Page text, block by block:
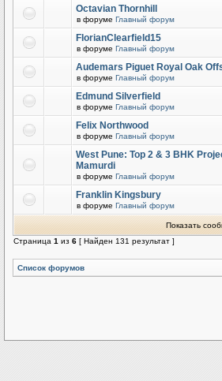
Octavian Thornhill
в форуме Главный форум
FlorianClearfield15
в форуме Главный форум
Audemars Piguet Royal Oak
в форуме Главный форум
Edmund Silverfield
в форуме Главный форум
Felix Northwood
в форуме Главный форум
West Pune: Top 2 & 3 BHK
Mamurdi
в форуме Главный форум
Franklin Kingsbury
в форуме Главный форум
Показать
Страница 1 из 6 [ Найден 131 результат ]
Список форумов